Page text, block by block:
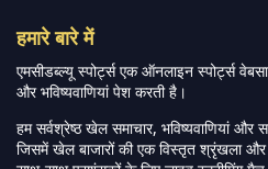
हमारे बारे में
एमसीडब्ल्यू स्पोर्ट्स एक ऑनलाइन स्पोर्ट्स
और भविष्यवाणियां पेश करती है।
हम सर्वश्रेष्ठ खेल समाचार, भविष्यवाणियां और
जिसमें खेल बाजारों की एक विस्तृत श्रृंखला